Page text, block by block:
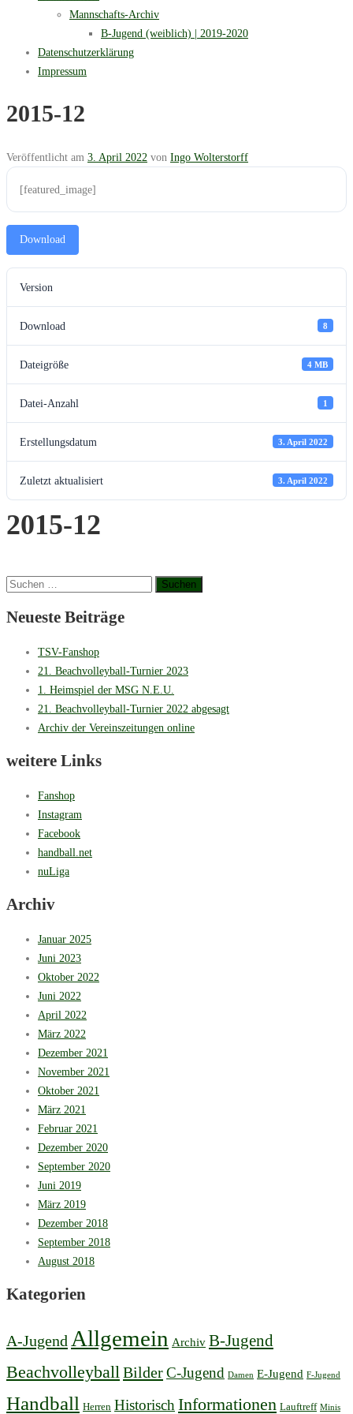
Mannschafts-Archiv
B-Jugend (weiblich) | 2019-2020
Datenschutzerklärung
Impressum
2015-12
Veröffentlicht am 3. April 2022 von Ingo Wolterstorff
[featured_image]
Download
Version
Download 8
Dateigröße 4 MB
Datei-Anzahl 1
Erstellungsdatum 3. April 2022
Zuletzt aktualisiert 3. April 2022
2015-12
Suchen
Neueste Beiträge
TSV-Fanshop
21. Beachvolleyball-Turnier 2023
1. Heimspiel der MSG N.E.U.
21. Beachvolleyball-Turnier 2022 abgesagt
Archiv der Vereinszeitungen online
weitere Links
Fanshop
Instagram
Facebook
handball.net
nuLiga
Archiv
Januar 2025
Juni 2023
Oktober 2022
Juni 2022
April 2022
März 2022
Dezember 2021
November 2021
Oktober 2021
März 2021
Februar 2021
Dezember 2020
September 2020
Juni 2019
März 2019
Dezember 2018
September 2018
August 2018
Kategorien
A-Jugend Allgemein Archiv B-Jugend
BeachvolleyballBilderC-Jugend Damen E-Jugend F-Jugend
Handball Herren Historisch Informationen Lauftreff Minis